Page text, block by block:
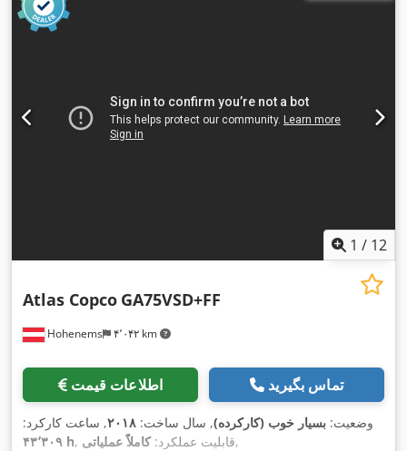
1 / 12
Hohenems ۴٬۰۴۲ km
Atlas Copco GA75VSD+FF
اطلاعات قیمت تماس بگیرید
وضعیت: بسیار خوب (کارکرده), سال ساخت: ۲۰۱۸, ساعت کارکرد:
۴۳٬۳۰۹ h
, قابلیت عملکرد:کاملاً عملیاتی ,